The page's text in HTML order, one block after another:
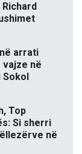
arrati
në
Sokol
Top
Si sherri
në